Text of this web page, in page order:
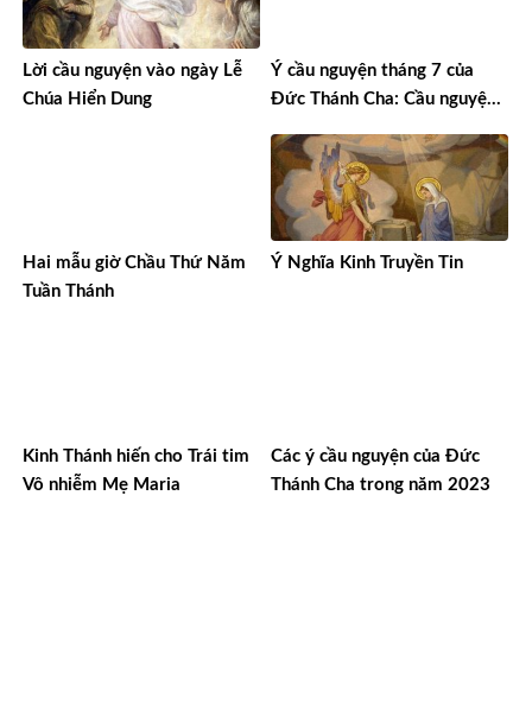
Lời cầu nguyện vào ngày Lễ
Chúa Hiển Dung
Ý cầu nguyện tháng 7 của
Đức Thánh Cha: Cầu nguyện
Hai mẫu giờ Chầu Thứ Năm
Tuần Thánh
Ý Nghĩa Kinh Truyền Tin
Kinh Thánh hiến cho Trái tim
Vô nhiễm Mẹ Maria
Các ý cầu nguyện của Đức
Thánh Cha trong năm 2023